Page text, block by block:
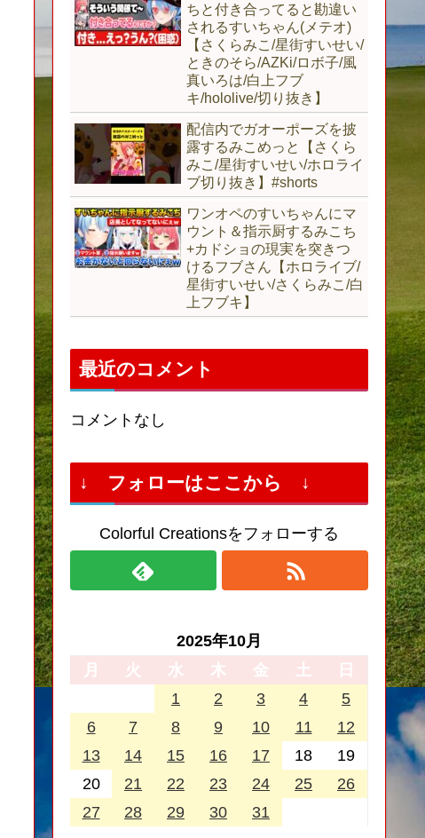
ちと付き合ってると勘違い
されるすいちゃん(メテオ)
【さくらみこ/星街すいせい/
ときのそら/AZKi/ロボ子/風
真いろは/白上フブ
キ/hololive/切り抜き】
配信内でガオーポーズを披
露するみこめっと【さくら
みこ/星街すいせい/ホロライ
ブ切り抜き】#shorts
ワンオペのすいちゃんにマ
ウント＆指示厨するみこち
+カドショの現実を突きつ
けるフブさん【ホロライブ/
星街すいせい/さくらみこ/白
上フブキ】
最近のコメント
コメントなし
↓ フォローはここから ↓
Colorful Creationsをフォローする
2025年10月
月
火 水 木 金 土
日
1
2 3 4
5
6
7 8 9 10 11
12
13
14 15 16 17 18
19
20
21 22 23 24 25
26
27
28 29 30 31